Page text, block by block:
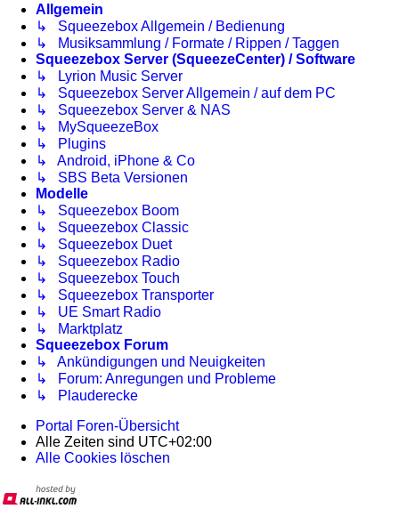
Allgemein
↳ Squeezebox Allgemein / Bedienung
↳ Musiksammlung / Formate / Rippen / Taggen
Squeezebox Server (SqueezeCenter) / Software
↳ Lyrion Music Server
↳ Squeezebox Server Allgemein / auf dem PC
↳ Squeezebox Server & NAS
↳ MySqueezeBox
↳ Plugins
↳ Android, iPhone & Co
↳ SBS Beta Versionen
Modelle
↳ Squeezebox Boom
↳ Squeezebox Classic
↳ Squeezebox Duet
↳ Squeezebox Radio
↳ Squeezebox Touch
↳ Squeezebox Transporter
↳ UE Smart Radio
↳ Marktplatz
Squeezebox Forum
↳ Ankündigungen und Neuigkeiten
↳ Forum: Anregungen und Probleme
↳ Plauderecke
Portal
Foren-Übersicht
Alle Zeiten sind UTC+02:00
Alle Cookies löschen